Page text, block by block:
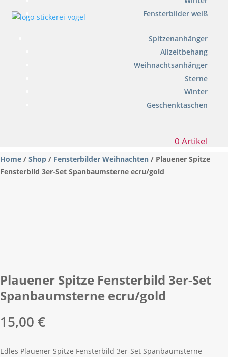
Fensterbilder weiß
Spitzenanhänger
Allzeitbehang
Weihnachtsanhänger
Sterne
Winter
Geschenktaschen
0 Artikel
Home / Shop / Fensterbilder Weihnachten / Plauener Spitze
Fensterbild 3er-Set Spanbaumsterne ecru/gold
Plauener Spitze Fensterbild 3er-Set
Spanbaumsterne ecru/gold
15,00 €
Edles Plauener Spitze Fensterbild 3er-Set Spanbaumsterne